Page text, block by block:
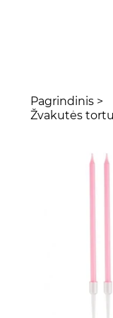
Pagrindinis >